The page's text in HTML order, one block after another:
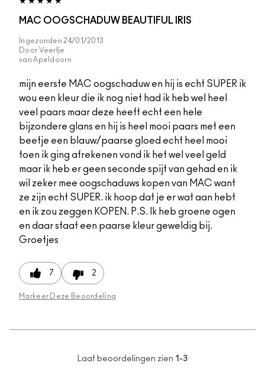
MAC OOGSCHADUW BEAUTIFUL IRIS
Ingezonden 24/01/2013
Door Veertje
van Apeldoorn
mijn eerste MAC oogschaduw en hij is echt SUPER ik
wou een kleur die ik nog niet had ik heb wel heel
veel paars maar deze heeft echt een hele
bijzondere glans en hij is heel mooi paars met een
beetje een blauw/paarse gloed echt heel mooi
toen ik ging afrekenen vond ik het wel veel geld
maar ik heb er geen seconde spijt van gehad en ik
wil zeker mee oogschaduws kopen van MAC want
ze zijn echt SUPER. ik hoop dat je er wat aan hebt
en ik zou zeggen KOPEN. P.S. Ik heb groene ogen
en daar staat een paarse kleur geweldig bij.
Groetjes
7 2
Markeer Deze Beoordeling
Laat beoordelingen zien 1-3